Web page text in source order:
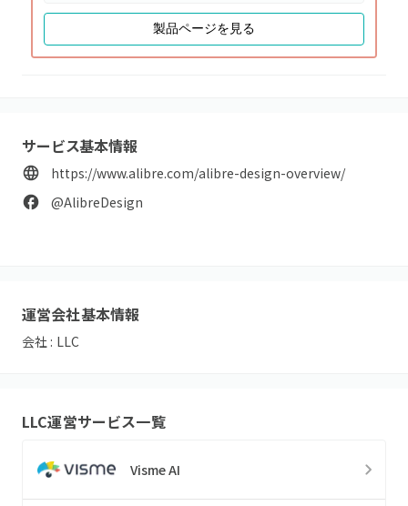
製品ページを見る
サービス基本情報
https://www.alibre.com/alibre-design-overview/
@AlibreDesign
運営会社基本情報
会社 : LLC
LLC運営サービス一覧
Visme AI